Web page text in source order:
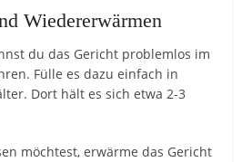
Wiedererwärmen
du das Gericht problemlos im
Fülle es dazu einfach in
Dort hält es sich etwa 2-3
möchtest, erwärme das Gericht